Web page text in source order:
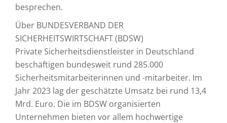
besprechen.
Über BUNDESVERBAND DER
SICHERHEITSWIRTSCHAFT (BDSW)
Private Sicherheitsdienstleister in Deutschland
beschäftigen bundesweit rund 285.000
Sicherheitsmitarbeiterinnen und -mitarbeiter. Im
Jahr 2023 lag der geschätzte Umsatz bei rund 13,4
Mrd. Euro. Die im BDSW organisierten
Unternehmen bieten vor allem hochwertige